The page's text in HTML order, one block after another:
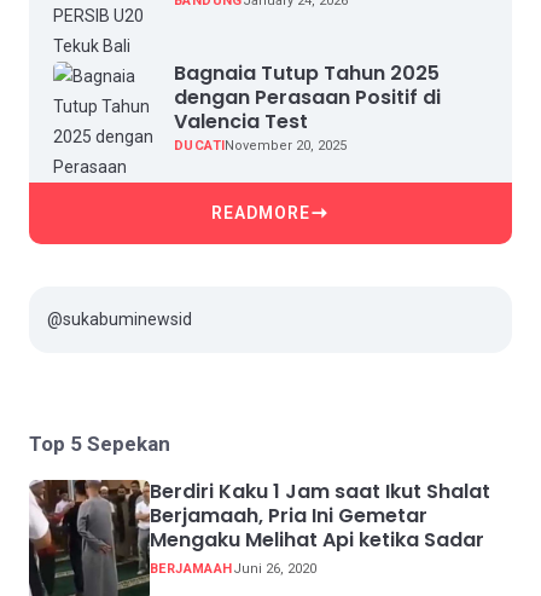
Bagnaia Tutup Tahun 2025
dengan Perasaan Positif di
Valencia Test
DUCATINovember 20, 2025
READMORE
@sukabuminewsid
Top 5 Sepekan
Berdiri Kaku 1 Jam saat Ikut Shalat
Berjamaah, Pria Ini Gemetar
Mengaku Melihat Api ketika Sadar
BERJAMAAHJuni 26, 2020